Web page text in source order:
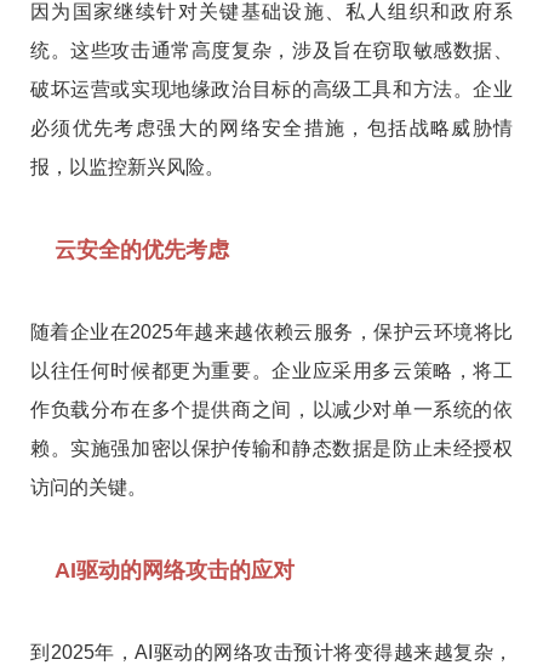
因为国家继续针对关键基础设施、私人组织和政府系
统。这些攻击通常高度复杂，涉及旨在窃取敏感数据、
破坏运营或实现地缘政治目标的高级工具和方法。企业
必须优先考虑强大的网络安全措施，包括战略威胁情
报，以监控新兴风险。
云安全的优先考虑
随着企业在2025年越来越依赖云服务，保护云环境将比
以往任何时候都更为重要。企业应采用多云策略，将工
作负载分布在多个提供商之间，以减少对单一系统的依
赖。实施强加密以保护传输和静态数据是防止未经授权
访问的关键。
AI驱动的网络攻击的应对
到2025年，AI驱动的网络攻击预计将变得越来越复杂，